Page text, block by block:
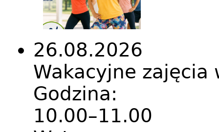
26.08.2026
Wakacyjne zajęcia
Godzina:
10.00–11.00